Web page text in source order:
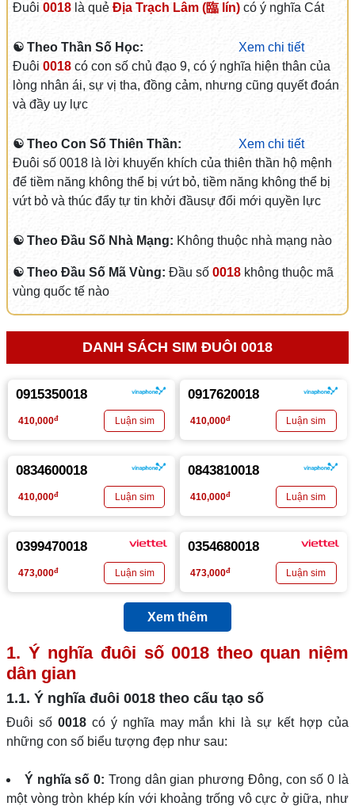
Đuôi 0018là quẻ Địa Trạch Lâm (臨 lín)có ý nghĩa Cát
☯ Theo Thần Số Học:
Xem chi tiết
Đuôi 0018có con số chủ đạo 9, có ý nghĩa hiện thân của
lòng nhân ái, sự vị tha, đồng cảm, nhưng cũng quyết đoán
và đầy uy lực
☯ Theo Con Số Thiên Thần:
Xem chi tiết
Đuôi số 0018 là lời khuyến khích của thiên thần hộ mệnh
để tiềm năng không thể bị vứt bỏ, tiềm năng không thể bị
vứt bỏ và thúc đẩy tự tin khởi đầusự đổi mới quyền lực
☯ Theo Đầu Số Nhà Mạng: Không thuộc nhà mạng nào
☯ Theo Đầu Số Mã Vùng: Đầu số 0018không thuộc mã
vùng quốc tế nào
DANH SÁCH SIM ĐUÔI 0018
0915350018
410,000đ
0917620018
410,000đ
0834600018
410,000đ
0843810018
410,000đ
0399470018
473,000đ
0354680018
473,000đ
Xem thêm
1. Ý nghĩa đuôi số0018 theo quan niệm
dân gian
1.1. Ý nghĩa đuôi 0018 theo cấu tạo số
Đuôi số 0018có ý nghĩa may mắn khi là sự kết hợp của
những con số biểu tượng đẹp như sau:
Ý nghĩa số 0: Trong dân gian phương Đông, con số 0 là
một vòng tròn khép kín với khoảng trống vô cực ở giữa, như